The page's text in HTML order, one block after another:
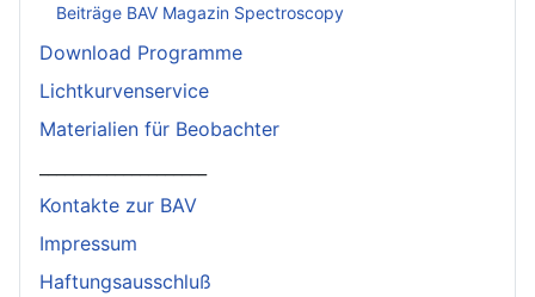
Beiträge BAV Magazin Spectroscopy
Download Programme
Lichtkurvenservice
Materialien für Beobachter
Kontakte zur BAV
Impressum
Haftungsausschluß